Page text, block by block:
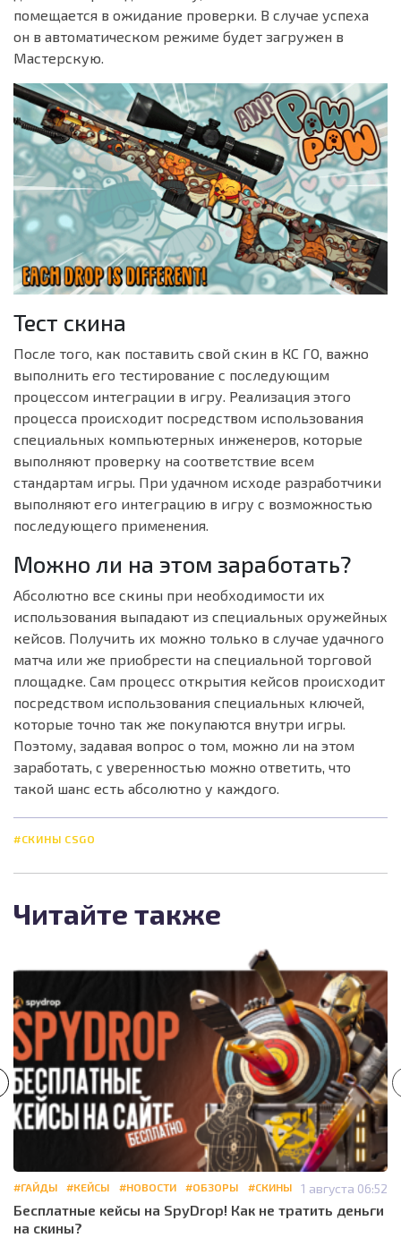
помещается в ожидание проверки. В случае успеха
он в автоматическом режиме будет загружен в
Мастерскую.
Тест скина
После того, как поставить свой скин в КС ГО, важно
выполнить его тестирование с последующим
процессом интеграции в игру. Реализация этого
процесса происходит посредством использования
специальных компьютерных инженеров, которые
выполняют проверку на соответствие всем
стандартам игры. При удачном исходе разработчики
выполняют его интеграцию в игру с возможностью
последующего применения.
Можно ли на этом заработать?
Абсолютно все скины при необходимости их
использования выпадают из специальных оружейных
кейсов. Получить их можно только в случае удачного
матча или же приобрести на специальной торговой
площадке. Сам процесс открытия кейсов происходит
посредством использования специальных ключей,
которые точно так же покупаются внутри игры.
Поэтому, задавая вопрос о том, можно ли на этом
заработать, с уверенностью можно ответить, что
такой шанс есть абсолютно у каждого.
#СКИНЫ CSGO
Читайте также
#ГАЙДЫ #КЕЙСЫ #НОВОСТИ #ОБЗОРЫ #СКИНЫ 1 августа 06:52
Бесплатные кейсы на SpyDrop! Как не тратить деньги
на скины?